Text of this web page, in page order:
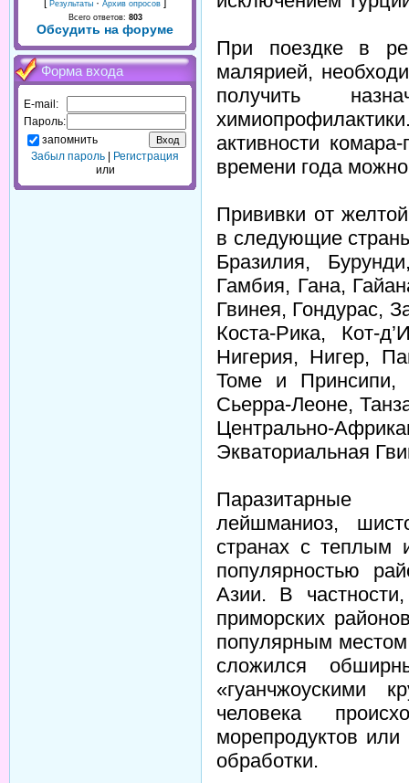
[ Результаты · Архив опросов ]
Всего ответов: 803
Обсудить на форуме
Форма входа
E-mail:
Пароль:
запомнить
Забыл пароль
Регистрация
или
При поездке в
малярией,
получить
активности
времени года
Прививки от
в следующие
Бразилия,
Гамбия, Гана,
Гвинея, Гондурас,
Коста-Рика, Кот-
Нигерия, Нигер,
Томе и Принсипи,
Сьерра-Леоне,
Центрально-
Экваториальная
Паразитарные
лейшманиоз,
странах с теплым
популярностью
Азии. В
приморских
популярным местом
сложился
«гуанчжоускими
человека
морепродуктов или
обработки.